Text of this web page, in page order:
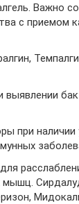
Важно
с приемом
выявлении
при наличии